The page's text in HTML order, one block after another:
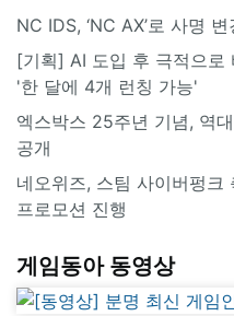
NC IDS, ‘NC AX’로 사명
[기획] AI 도입 후 극적으로
'한 달에 4개 런칭 가능'
엑스박스 25주년 기념, 역
공개
네오위즈, 스팀 사이버펑크
프로모션 진행
게임동아 동영상